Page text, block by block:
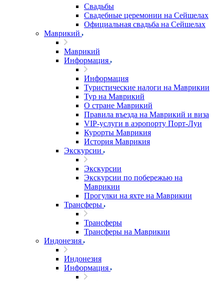
Свадьбы
Свадебные церемонии на Сейшелах
Официальная свадьба на Сейшелах
Маврикий
Маврикий
Информация
Информация
Туристические налоги на Маврикии
Тур на Маврикий
О стране Маврикий
Правила въезда на Маврикий и виза
VIP-услуги в аэропорту Порт-Луи
Курорты Маврикия
История Маврикия
Экскурсии
Экскурсии
Экскурсии по побережью на
Маврикии
Прогулки на яхте на Маврикии
Трансферы
Трансферы
Трансферы на Маврикии
Индонезия
Индонезия
Информация